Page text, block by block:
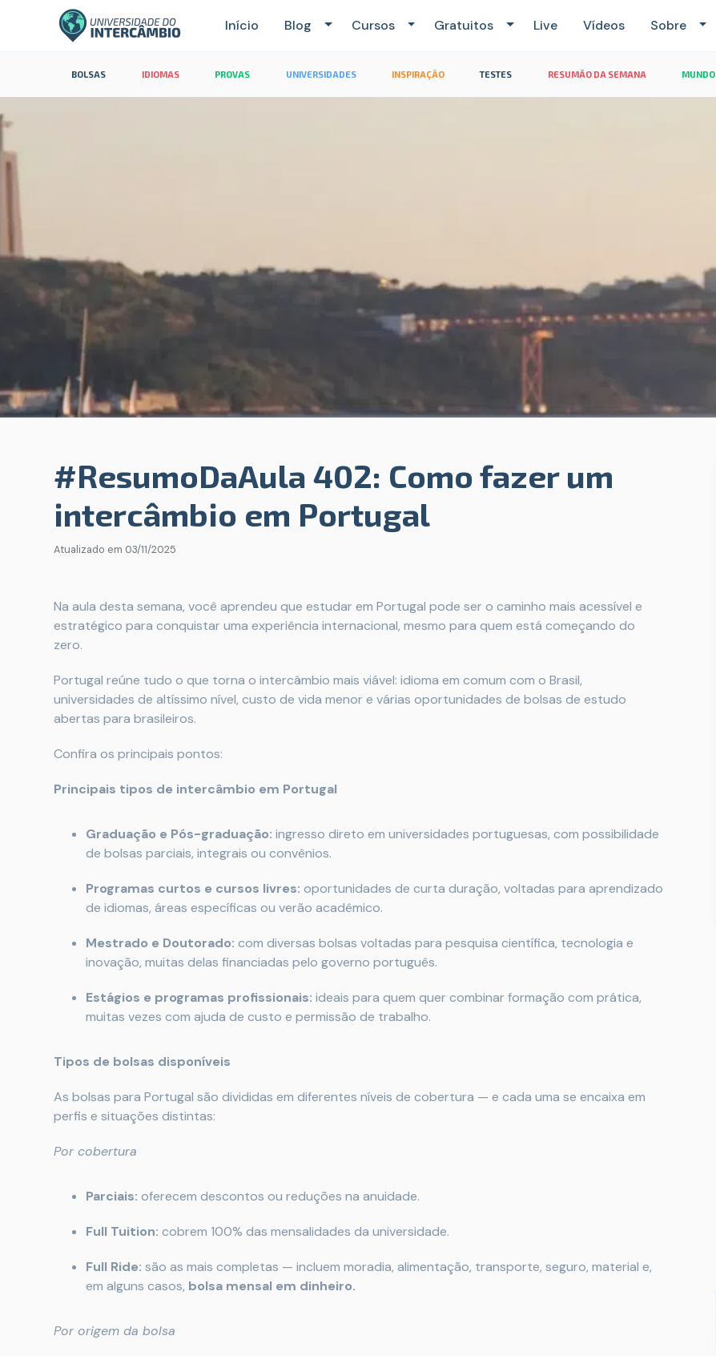
Início Blog Cursos Gratuitos Live Vídeos Sobre
BOLSAS IDIOMAS PROVAS UNIVERSIDADES INSPIRAÇÃO TESTES RESUMÃO DA SEMANA MUNDO
#ResumoDaAula 402: Como fazer um
intercâmbio em Portugal
Atualizado em 03/11/2025
Na aula desta semana, você aprendeu que estudar em Portugal pode ser o caminho mais acessível e
estratégico para conquistar uma experiência internacional, mesmo para quem está começando do
zero.
Portugal reúne tudo o que torna o intercâmbio mais viável: idioma em comum com o Brasil,
universidades de altíssimo nível, custo de vida menor e várias oportunidades de bolsas de estudo
abertas para brasileiros.
Confira os principais pontos:
Principais tipos de intercâmbio em Portugal
Graduação e Pós-graduação: ingresso direto em universidades portuguesas, com possibilidade
de bolsas parciais, integrais ou convênios.
Programas curtos e cursos livres: oportunidades de curta duração, voltadas para aprendizado
de idiomas, áreas específicas ou verão acadêmico.
Mestrado e Doutorado: com diversas bolsas voltadas para pesquisa científica, tecnologia e
inovação, muitas delas financiadas pelo governo português.
Estágios e programas profissionais: ideais para quem quer combinar formação com prática,
muitas vezes com ajuda de custo e permissão de trabalho.
Tipos de bolsas disponíveis
As bolsas para Portugal são divididas em diferentes níveis de cobertura — e cada uma se encaixa em
perfis e situações distintas:
Por cobertura
Parciais: oferecem descontos ou reduções na anuidade.
Full Tuition: cobrem 100% das mensalidades da universidade.
Full Ride: são as mais completas — incluem moradia, alimentação, transporte, seguro, material e,
em alguns casos, bolsa mensal em dinheiro.
Por origem da bolsa